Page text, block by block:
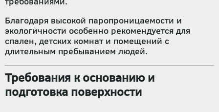
Благодаря высокой паропроницаемости и
экологичности особенно рекомендуется для
спален, детских комнат и помещений с
длительным пребыванием людей.
Требования к основанию и
подготовка поверхности